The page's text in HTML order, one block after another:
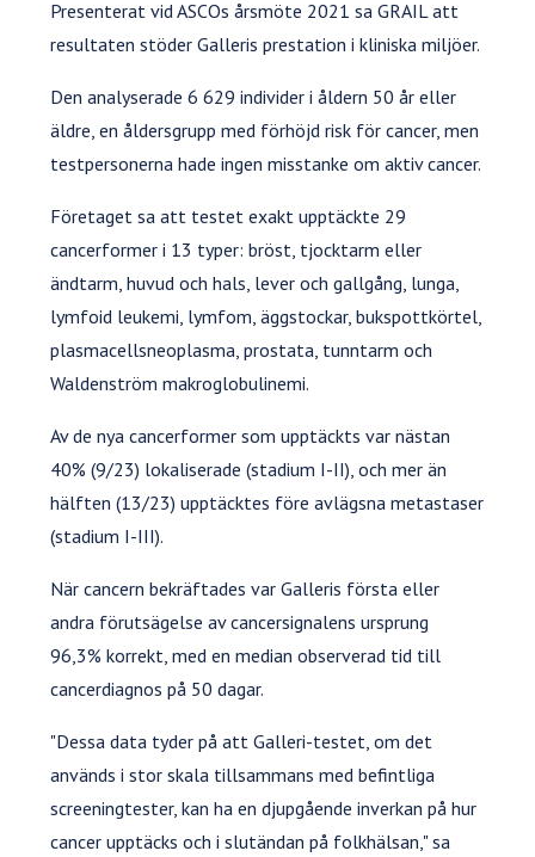
Presenterat vid ASCOs årsmöte 2021 sa GRAIL att
resultaten stöder Galleris prestation i kliniska miljöer.
Den analyserade 6 629 individer i åldern 50 år eller
äldre, en åldersgrupp med förhöjd risk för cancer, men
testpersonerna hade ingen misstanke om aktiv cancer.
Företaget sa att testet exakt upptäckte 29
cancerformer i 13 typer: bröst, tjocktarm eller
ändtarm, huvud och hals, lever och gallgång, lunga,
lymfoid leukemi, lymfom, äggstockar, bukspottkörtel,
plasmacellsneoplasma, prostata, tunntarm och
Waldenström makroglobulinemi.
Av de nya cancerformer som upptäckts var nästan
40% (9/23) lokaliserade (stadium I-II), och mer än
hälften (13/23) upptäcktes före avlägsna metastaser
(stadium I-III).
När cancern bekräftades var Galleris första eller
andra förutsägelse av cancersignalens ursprung
96,3% korrekt, med en median observerad tid till
cancerdiagnos på 50 dagar.
"Dessa data tyder på att Galleri-testet, om det
används i stor skala tillsammans med befintliga
screeningtester, kan ha en djupgående inverkan på hur
cancer upptäcks och i slutändan på folkhälsan," sa